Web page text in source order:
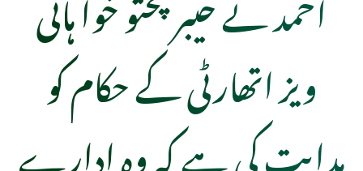
ویز اتھارٹی کے حکام کو
ہدایت کی ہے کہ وہ ادارے